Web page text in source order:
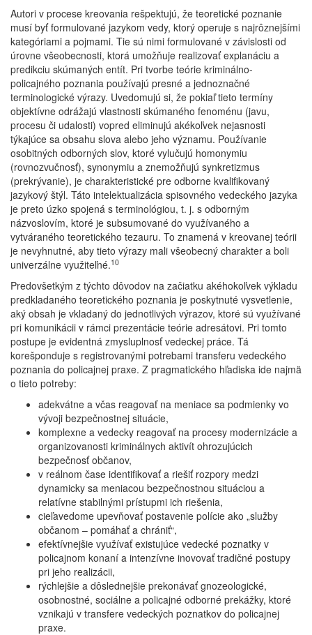
Autori v procese kreovania rešpektujú, že teoretické poznanie
musí byť formulované jazykom vedy, ktorý operuje s najrôznejšími
kategóriami a pojmami. Tie sú nimi formulované v závislosti od
úrovne všeobecnosti, ktorá umožňuje realizovať explanáciu a
predikciu skúmaných entít. Pri tvorbe teórie kriminálno-
policajného poznania používajú presné a jednoznačné
terminologické výrazy. Uvedomujú si, že pokiaľ tieto termíny
objektívne odrážajú vlastnosti skúmaného fenoménu (javu,
procesu či udalosti) vopred eliminujú akékoľvek nejasnosti
týkajúce sa obsahu slova alebo jeho významu. Používanie
osobitných odborných slov, ktoré vylučujú homonymiu
(rovnozvučnosť), synonymiu a znemožňujú synkretizmus
(prekrývanie), je charakteristické pre odborne kvalifikovaný
jazykový štýl. Táto intelektualizácia spisovného vedeckého jazyka
je preto úzko spojená s terminológiou, t. j. s odborným
názvoslovím, ktoré je subsumované do využívaného a
vytváraného teoretického tezauru. To znamená v kreovanej teórii
je nevyhnutné, aby tieto výrazy mali všeobecný charakter a boli
univerzálne využiteľné.10
Predovšetkým z týchto dôvodov na začiatku akéhokoľvek výkladu
predkladaného teoretického poznania je poskytnuté vysvetlenie,
aký obsah je vkladaný do jednotlivých výrazov, ktoré sú využívané
pri komunikácii v rámci prezentácie teórie adresátovi. Pri tomto
postupe je evidentná zmysluplnosť vedeckej práce. Tá
korešponduje s registrovanými potrebami transferu vedeckého
poznania do policajnej praxe. Z pragmatického hľadiska ide najmä
o tieto potreby:
adekvátne a včas reagovať na meniace sa podmienky vo
vývoji bezpečnostnej situácie,
komplexne a vedecky reagovať na procesy modernizácie a
organizovanosti kriminálnych aktivít ohrozujúcich
bezpečnosť občanov,
v reálnom čase identifikovať a riešiť rozpory medzi
dynamicky sa meniacou bezpečnostnou situáciou a
relatívne stabilnými prístupmi ich riešenia,
cieľavedome upevňovať postavenie polície ako „služby
občanom – pomáhať a chrániť“,
efektívnejšie využívať existujúce vedecké poznatky v
policajnom konaní a intenzívne inovovať tradičné postupy
pri jeho realizácii,
rýchlejšie a dôslednejšie prekonávať gnozeologické,
osobnostné, sociálne a policajné odborné prekážky, ktoré
vznikajú v transfere vedeckých poznatkov do policajnej
praxe.